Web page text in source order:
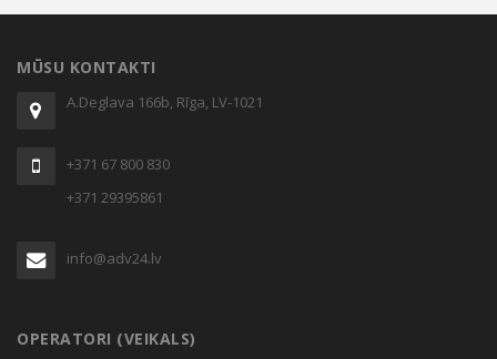
MŪSU KONTAKTI
A.Deglava 166b, Rīga, LV-1021
+371 67 800 830
+371 29395861
info@adv24.lv
OPERATORI (VEIKALS)